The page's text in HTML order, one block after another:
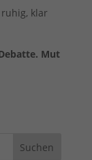
klar
Mut